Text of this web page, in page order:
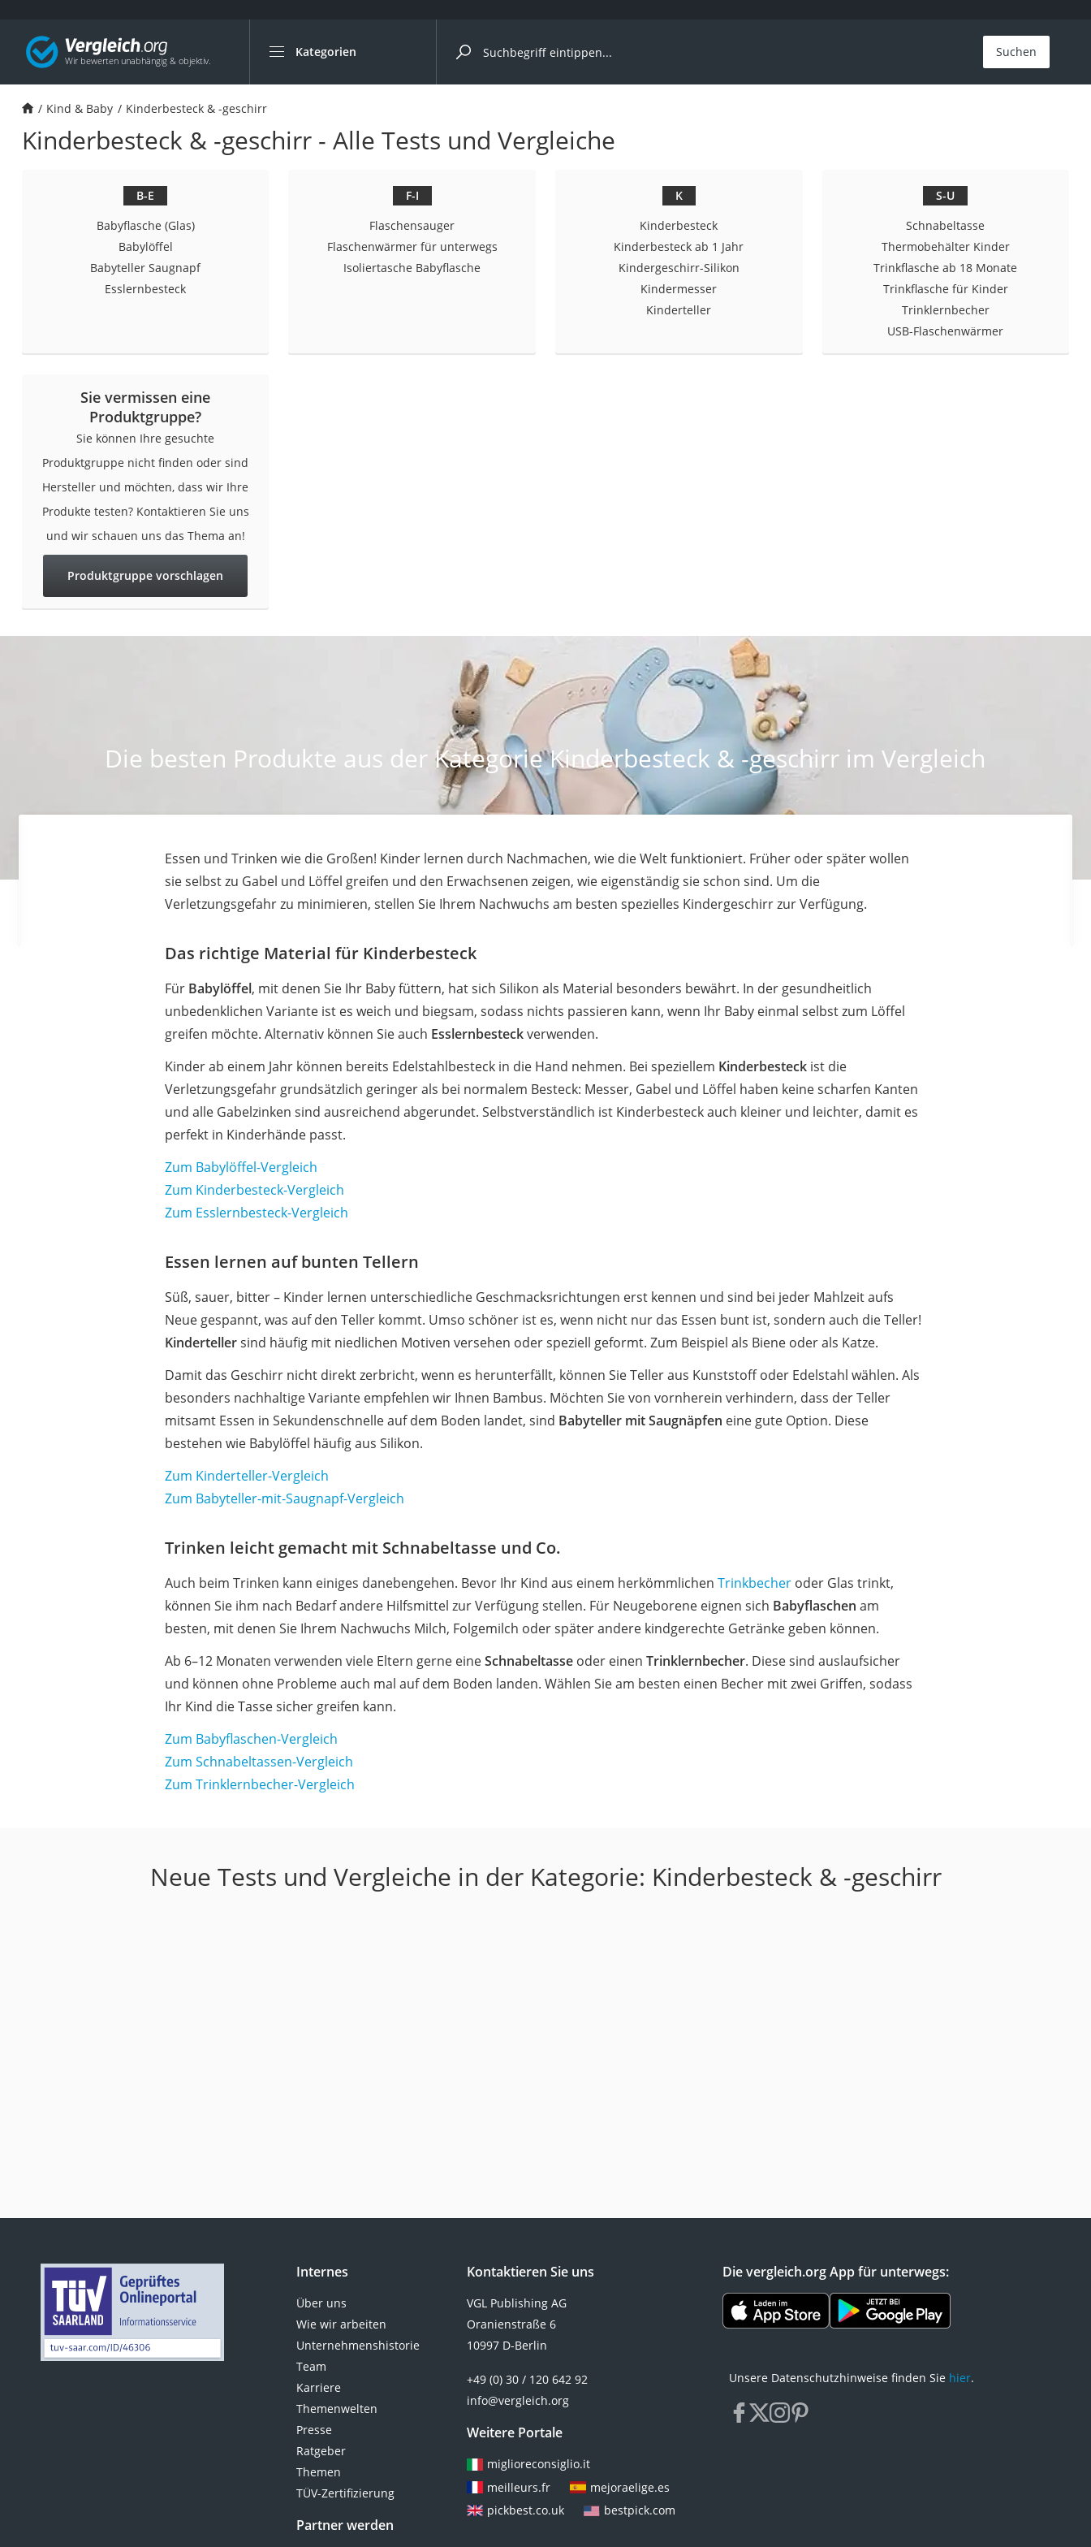
Kategorien
Die beliebtesten Vergleiche nach Kategorie
Kind & Baby
Babyphone mit 2 Kameras
Walkie-Talkie Kinder
Rollschuhe für Kinder
Service
Suchen
Kind & Baby Kinderbesteck & -geschirr
Kinderbesteck & -geschirr - Alle Tests und Vergleiche
B-E
Babyflasche (Glas)
Babylöffel
Babyteller Saugnapf
Esslernbesteck
F-I
Flaschensauger
Flaschenwärmer für unterwegs
Isoliertasche Babyflasche
K
Kinderbesteck
Kinderbesteck ab 1 Jahr
Kindergeschirr-Silikon
Kindermesser
Kinderteller
S-U
Schnabeltasse
Thermobehälter Kinder
Trinkflasche ab 18 Monate
Trinkflasche für Kinder
Trinklernbecher
USB-Flaschenwärmer
Sie vermissen eine
Produktgruppe?
Sie können Ihre gesuchte
Produktgruppe nicht finden oder sind
Hersteller und möchten, dass wir Ihre
Produkte testen? Kontaktieren Sie uns
und wir schauen uns das Thema an!
Produktgruppe vorschlagen
Die besten Produkte aus der Kategorie Kinderbesteck & -geschirr im Vergleich
Essen und Trinken wie die Großen! Kinder lernen durch Nachmachen, wie die Welt funktioniert. Früher oder später wollen
sie selbst zu Gabel und Löffel greifen und den Erwachsenen zeigen, wie eigenständig sie schon sind. Um die
Verletzungsgefahr zu minimieren, stellen Sie Ihrem Nachwuchs am besten spezielles Kindergeschirr zur Verfügung.
Das richtige Material für Kinderbesteck
Für Babylöffel, mit denen Sie Ihr Baby füttern, hat sich Silikon als Material besonders bewährt. In der gesundheitlich
unbedenklichen Variante ist es weich und biegsam, sodass nichts passieren kann, wenn Ihr Baby einmal selbst zum Löffel
greifen möchte. Alternativ können Sie auch Esslernbesteckverwenden.
Kinder ab einem Jahr können bereits Edelstahlbesteck in die Hand nehmen. Bei speziellem Kinderbesteck ist die
Verletzungsgefahr grundsätzlich geringer als bei normalem Besteck: Messer, Gabel und Löffel haben keine scharfen Kanten
und alle Gabelzinken sind ausreichend abgerundet. Selbstverständlich ist Kinderbesteck auch kleiner und leichter, damit es
perfekt in Kinderhände passt.
Zum Babylöffel-Vergleich
Zum Kinderbesteck-Vergleich
Zum Esslernbesteck-Vergleich
Essen lernen auf bunten Tellern
Süß, sauer, bitter – Kinder lernen unterschiedliche Geschmacksrichtungen erst kennen und sind bei jeder Mahlzeit aufs
Neue gespannt, was auf den Teller kommt. Umso schöner ist es, wenn nicht nur das Essen bunt ist, sondern auch die Teller!
Kindertellersind häufig mit niedlichen Motiven versehen oder speziell geformt. Zum Beispiel als Biene oder als Katze.
Damit das Geschirr nicht direkt zerbricht, wenn es herunterfällt, können Sie Teller aus Kunststoff oder Edelstahl wählen. Als
besonders nachhaltige Variante empfehlen wir Ihnen Bambus. Möchten Sie von vornherein verhindern, dass der Teller
mitsamt Essen in Sekundenschnelle auf dem Boden landet, sind Babyteller mit Saugnäpfen eine gute Option. Diese
bestehen wie Babylöffel häufig aus Silikon.
Zum Kinderteller-Vergleich
Zum Babyteller-mit-Saugnapf-Vergleich
Trinken leicht gemacht mit Schnabeltasse und Co.
Auch beim Trinken kann einiges danebengehen. Bevor Ihr Kind aus einem herkömmlichenTrinkbecher oder Glas trinkt,
können Sie ihm nach Bedarf andere Hilfsmittel zur Verfügung stellen. Für Neugeborene eignen sich Babyflaschen am
besten, mit denen Sie Ihrem Nachwuchs Milch, Folgemilch oder später andere kindgerechte Getränke geben können.
Ab 6–12 Monaten verwenden viele Eltern gerne eineSchnabeltasse oder einenTrinklernbecher. Diese sind auslaufsicher
und können ohne Probleme auch mal auf dem Boden landen. Wählen Sie am besten einen Becher mit zwei Griffen, sodass
Ihr Kind die Tasse sicher greifen kann.
Zum Babyflaschen-Vergleich
Zum Schnabeltassen-Vergleich
Zum Trinklernbecher-Vergleich
Neue Tests und Vergleiche in der Kategorie: Kinderbesteck & -geschirr
Internes
Über uns
Wie wir arbeiten
Unternehmenshistorie
Team
Karriere
Themenwelten
Presse
Ratgeber
Themen
TÜV-Zertifizierung
Partner werden
Kontaktieren Sie uns
VGL Publishing AG
Oranienstraße 6
10997 D-Berlin
+49 (0) 30 / 120 642 92
info@vergleich.org
Weitere Portale
miglioreconsiglio.it
meilleurs.fr
mejoraelige.es
pickbest.co.uk
bestpick.com
Die vergleich.org App für unterwegs:
Unsere Datenschutzhinweise finden Sie hier.
facebook
x instagram
pinterest